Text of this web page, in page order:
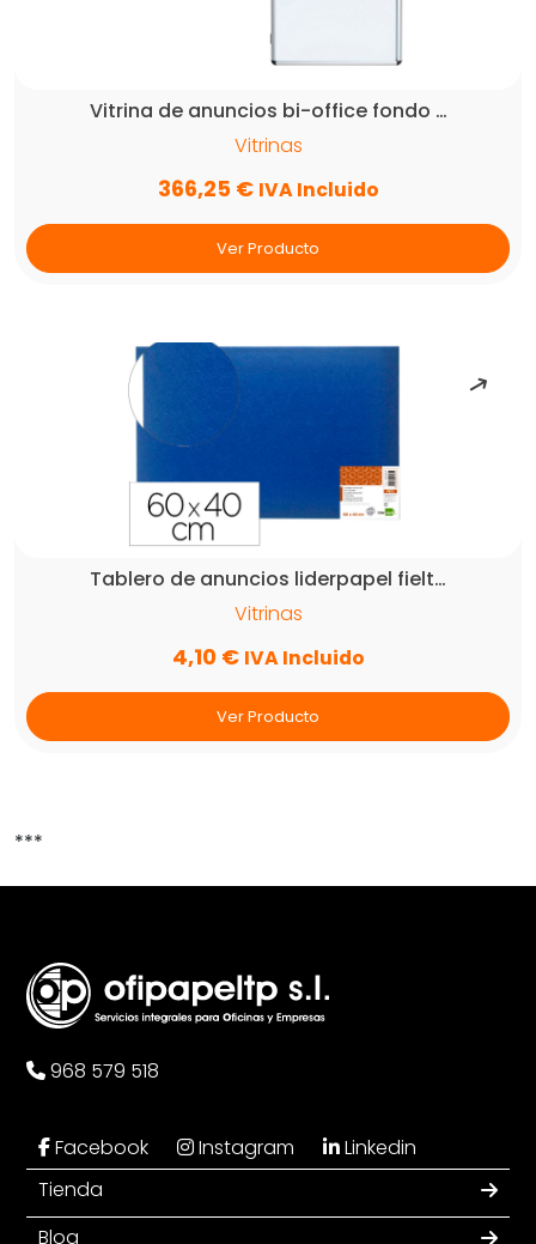
Vitrina de anuncios bi-office fondo …
Vitrinas
366,25 € IVA Incluido
Ver Producto
Tablero de anuncios liderpapel fielt…
Vitrinas
4,10 € IVA Incluido
Ver Producto
***
968 579 518
Facebook Instagram
Linkedin
Tienda
Blog